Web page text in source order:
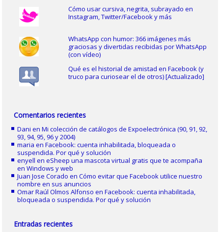
Cómo usar cursiva, negrita, subrayado en
Instagram, Twitter/Facebook y más
WhatsApp con humor: 366 imágenes más
graciosas y divertidas recibidas por WhatsApp
(con vídeo)
Qué es el historial de amistad en Facebook (y
truco para curiosear el de otros) [Actualizado]
Comentarios recientes
Dani enMi colección de catálogos de Expoelectrónica (90, 91, 92,
93, 94, 95, 96 y 2004)
maria enFacebook: cuenta inhabilitada, bloqueada o
suspendida. Por qué y solución
enyell eneSheep una mascota virtual gratis que te acompaña
en Windows y web
Juan Jose Corado enCómo evitar que Facebook utilice nuestro
nombre en sus anuncios
Omar Raúl Olmos Alfonso enFacebook: cuenta inhabilitada,
bloqueada o suspendida. Por qué y solución
Entradas recientes